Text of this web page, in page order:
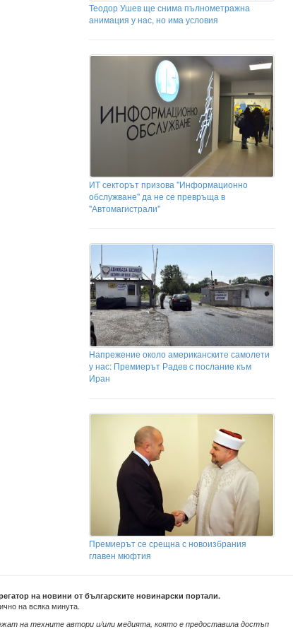
Теодор Ушев ще снима пълнометражна
анимация у нас, но има условия
ИТ секторът призова "Информационно
обслужване" да не се превръща в
"Автомагистрали"
Напрежение около американските самолети
у нас: Премиерът Радев с послание към
Иран
Премиерът се срещна с новоизбрания
главен мюфтия
на новини от българските новинарски портали.
на всяка минута.
на техните автори и/или медията, която е предоставила достъп